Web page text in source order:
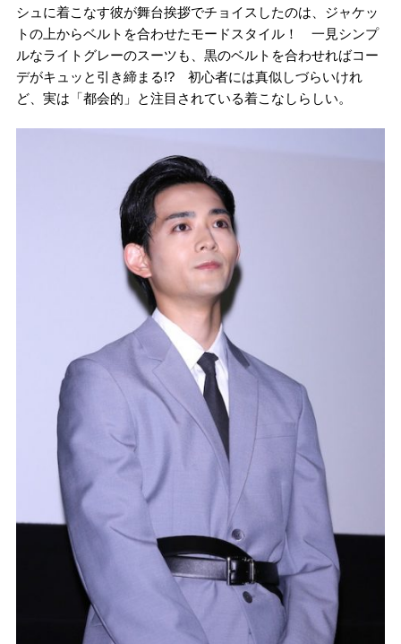
シュに着こなす彼が舞台挨拶でチョイスしたのは、ジャケッ
トの上からベルトを合わせたモードスタイル！ 一見シンプ
ルなライトグレーのスーツも、黒のベルトを合わせればコー
デがキュッと引き締まる!? 初心者には真似しづらいけれ
ど、実は「都会的」と注目されている着こなしらしい。